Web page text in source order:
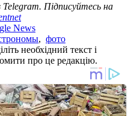
Підписуйтесь на
News
, фото
необхідний текст і
про це редакцію.